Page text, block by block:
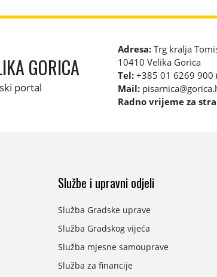
GORICA
portal
Adresa: Trg kralja
10410 Velika Gorica
Tel: +385 01 6269 900
Mail:
Radno vrijeme za
Službe i upravni odjeli
Služba Gradske uprave
Služba Gradskog vijeća
Služba mjesne samouprave
Služba za financije